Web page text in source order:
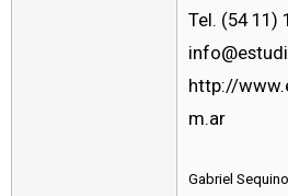
Tel. (54 11)
http://
m.ar
Gabriel Sequino